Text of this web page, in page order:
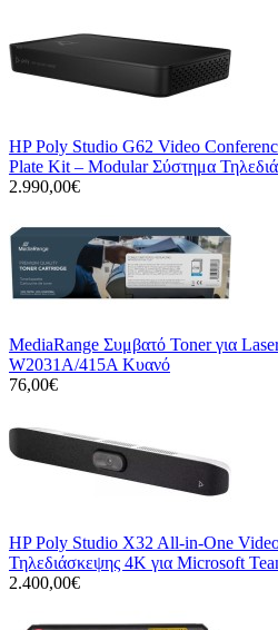
HP Poly Studio G62 Video
Plate Kit – Modular Σύστημα
2.990,00€
MediaRange Συμβατό Toner για
W2031A/415A Κυανό
76,00€
HP Poly Studio X32 All-in-One
Τηλεδιάσκεψης 4K για Microsoft
2.400,00€